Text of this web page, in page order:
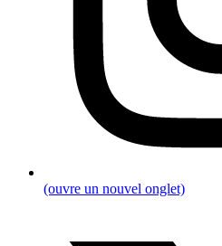
(ouvre un nouvel onglet)